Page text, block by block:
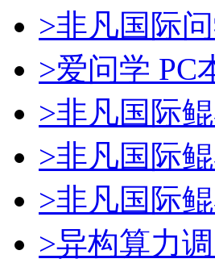
>非凡国际
>爱问学 PC
>非凡国际
>非凡国际
>非凡国际
>异构算力